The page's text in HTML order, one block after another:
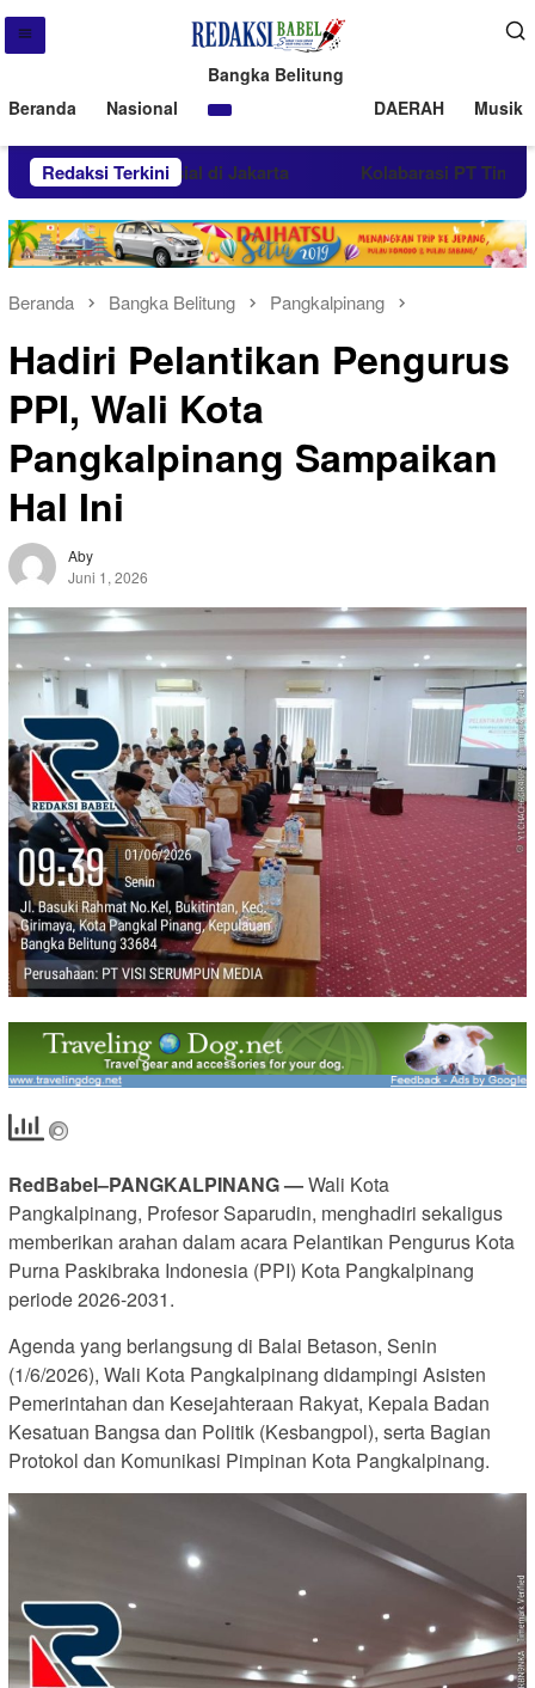
Beranda Nasional
Bangka Belitung
DAERAH
Musik
Redaksi Terkini
Giat Sosial di Jakarta Kolabarasi PT Timah
Beranda Bangka Belitung Pangkalpinang
Hadiri Pelantikan Pengurus
PPI, Wali Kota
Pangkalpinang Sampaikan
Hal Ini
Aby
Juni 1, 2026
RedBabel–PANGKALPINANG —Wali Kota
Pangkalpinang, Profesor Saparudin, menghadiri sekaligus
memberikan arahan dalam acara Pelantikan Pengurus Kota
Purna Paskibraka Indonesia (PPI) Kota Pangkalpinang
periode 2026-2031.
Agenda yang berlangsung di Balai Betason, Senin
(1/6/2026), Wali Kota Pangkalpinang didampingi Asisten
Pemerintahan dan Kesejahteraan Rakyat, Kepala Badan
Kesatuan Bangsa dan Politik (Kesbangpol), serta Bagian
Protokol dan Komunikasi Pimpinan Kota Pangkalpinang.